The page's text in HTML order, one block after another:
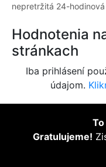
nepretržitá 24-
Hodnotenia
stránkach
Iba prihlásení
údajom.
Gratulujeme!